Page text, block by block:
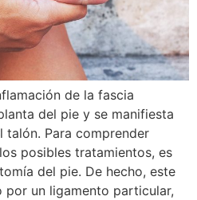
de la fascia
del pie y se manifiesta
talón. Para comprender
posibles tratamientos, es
del pie. De hecho, este
por un ligamento particular,